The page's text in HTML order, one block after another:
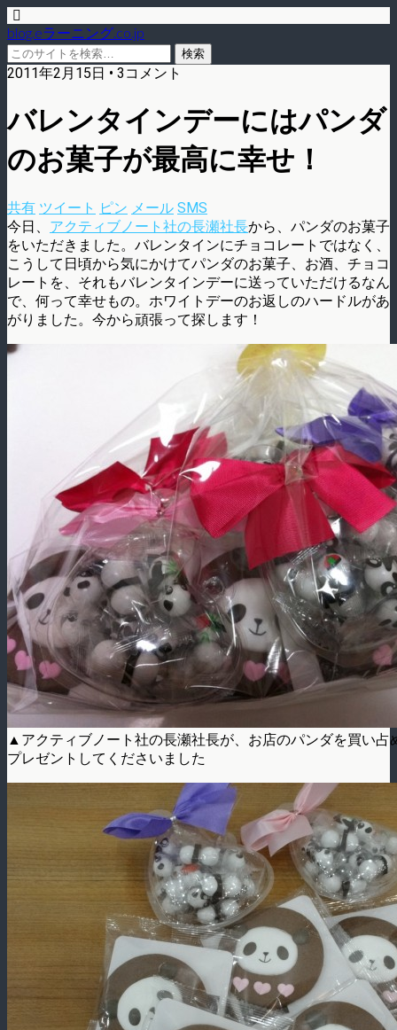
blog.eラーニング.co.jp
2011年2月15日 • 3コメント
バレンタインデーにはパンダ
のお菓子が最高に幸せ！
共有 ツイート ピン メール SMS
今日、 アクティブノート社の長瀬社長から、パンダのお菓子
をいただきました。バレンタインにチョコレートではなく、
こうして日頃から気にかけてパンダのお菓子、お酒、チョコ
レートを、それもバレンタインデーに送っていただけるなん
で、何って幸せもの。ホワイトデーのお返しのハードルがあ
がりました。今から頑張って探します！
▲アクティブノート社の長瀬社長が、お店のパンダを買い占
プレゼントしてくださいました